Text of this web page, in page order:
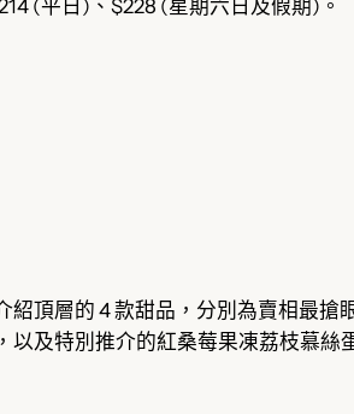
(平日)、$228 (星期六日及假期)。
頂層的 4 款甜品，分別為賣相最
及特別推介的紅桑莓果凍荔枝慕